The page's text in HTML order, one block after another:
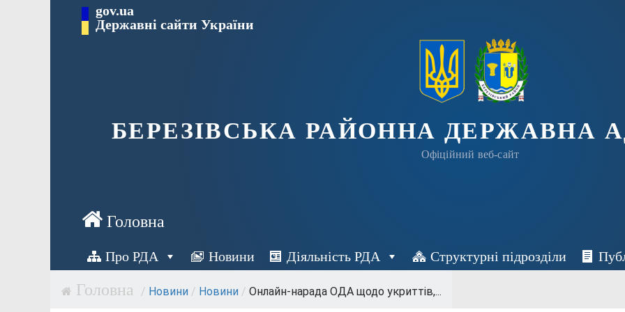
Перейти gov.ua
Державні сайти України
БЕРЕЗІВСЬКА РАЙОННА ДЕРЖАВНА
Офіційний веб-сайт
Про РДА Новини Діяльність РДА Структурні підрозділи
/ Новини / Новини / Онлайн-нарада ОДА щодо укриттів,...